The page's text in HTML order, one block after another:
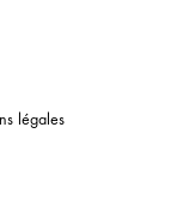
légales